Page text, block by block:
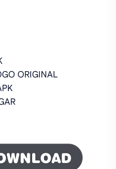
ORIGINAL